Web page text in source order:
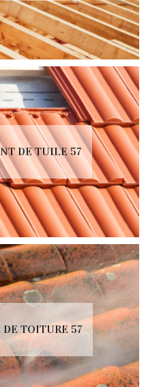
DE TUILE 57
DE TOITURE 57